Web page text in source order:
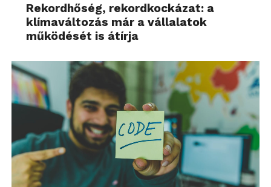
Rekordhőség, rekordkockázat: a
klímaváltozás már a vállalatok
működését is átírja